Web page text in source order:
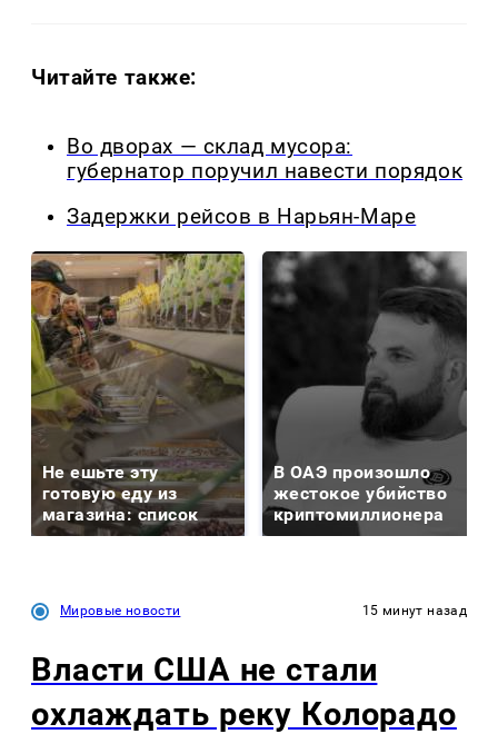
Читайте также:
Во дворах — склад мусора:
губернатор поручил навести порядок
Задержки рейсов в Нарьян-Маре
Не ешьте эту
готовую еду из
магазина: список
В ОАЭ произошло
жестокое убийство
криптомиллионера
Мировые новости 15 минут назад
Власти США не стали
охлаждать реку Колорадо